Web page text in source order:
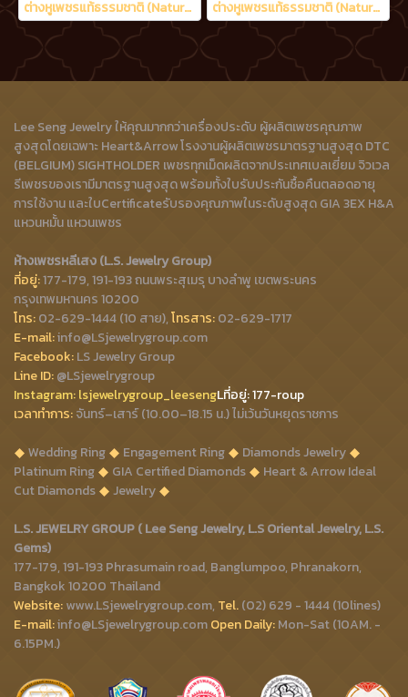
ต่างหูเพชรแท้ธรรมชาติ (Natural Diamonds) 0.48 Ct. ต่างหูเพชรแท้ธรรมชาติ (Natural Diamonds) 0.90 Ct.
Lee Seng Jewelry ให้คุณมากกว่าเครื่องประดับ ผู้ผลิตเพชรคุณภาพ
สูงสุดโดยเฉพาะ Heart&Arrow โรงงานผู้ผลิตเพชรมาตรฐานสูงสุด DTC
(BELGIUM) SIGHTHOLDER เพชรทุกเม็ดผลิตจากประเทศเบลเยี่ยม จิวเวล
รีเพชรของเรามีมาตรฐานสูงสุด พร้อมทั้งใบรับประกันซื้อคืนตลอดอายุ
การใช้งาน และใบCertificateรับรองคุณภาพในระดับสูงสุด GIA 3EX H&A
แหวนหมั้น แหวนเพชร
ห้างเพชรหลีเสง (L.S. Jewelry Group)
ที่อยู่:177-179, 191-193 ถนนพระสุเมรุ บางลำพู เขตพระนคร
กรุงเทพมหานคร 10200
โทร:02-629-1444 (10 สาย),โทรสาร:02-629-1717
E-mail:info@LSjewelrygroup.com
Facebook:LS Jewelry Group
Line ID:@LSjewelrygroup
Instagram:lsjewelrygroup_leesengLที่อยู่: 177-roup
เวลาทำการ:จันทร์–เสาร์ (10.00–18.15 น.) ไม่เว้นวันหยุดราชการ
Wedding Ring
Engagement Ring
Diamonds Jewelry
Platinum Ring
GIA Certified Diamonds
Heart & Arrow Ideal
Cut Diamonds
Jewelry
L.S. JEWELRY GROUP ( Lee Seng Jewelry, L.S Oriental Jewelry, L.S.
Gems)
177-179, 191-193 Phrasumain road, Banglumpoo, Phranakorn,
Bangkok 10200 Thailand
Website:www.LSjewelrygroup.com, Tel.(02) 629 - 1444 (10lines)
E-mail:info@LSjewelrygroup.comOpen Daily:Mon-Sat (10AM. -
6.15PM.)